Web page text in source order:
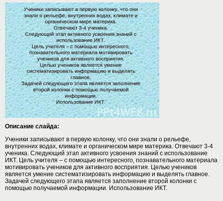
Описание слайда:
Ученики записывают в первую колонку, что они знали о рельефе,
внутренних водах, климате и органическом мире материка. Отвечают 3-4
ученика. Следующий этап активного усвоения знаний с использование
ИКТ. Цель учителя – с помощью интересного, познавательного материала
мотивировать учеников для активного восприятия. Целью учеников
является умение систематизировать информацию и выделять главное.
Задачей следующего этапа является заполнение второй колонки с
помощью получаемой информации. Использование ИКТ.